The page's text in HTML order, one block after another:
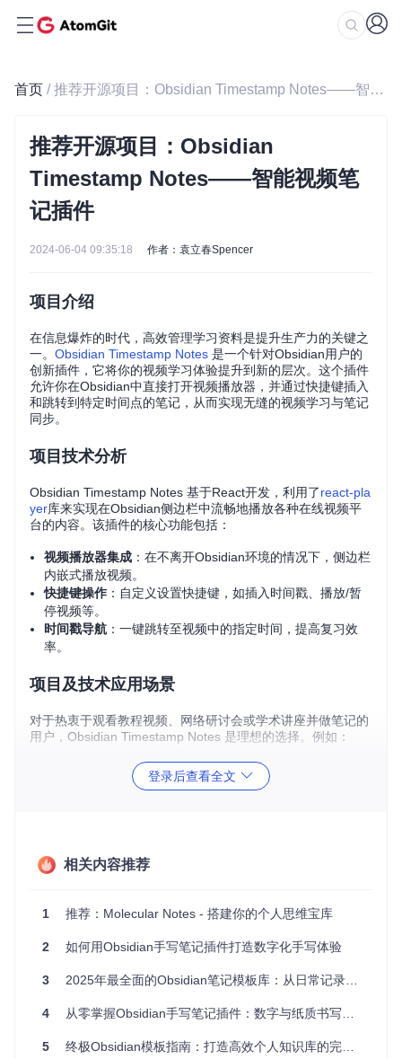
首页 / 推荐开源项目：Obsidian Timestamp Notes——智能视频笔记插件
推荐开源项目：Obsidian
Timestamp Notes——智能视频笔
记插件
2024-06-04 09:35:18 作者：袁立春Spencer
项目介绍
在信息爆炸的时代，高效管理学习资料是提升生产力的关键之
一。 Obsidian Timestamp Notes 是一个针对Obsidian用户的
创新插件，它将你的视频学习体验提升到新的层次。这个插件
允许你在Obsidian中直接打开视频播放器，并通过快捷键插入
和跳转到特定时间点的笔记，从而实现无缝的视频学习与笔记
同步。
项目技术分析
Obsidian Timestamp Notes 基于React开发，利用了react-pla
yer库来实现在Obsidian侧边栏中流畅地播放各种在线视频平
台的内容。该插件的核心功能包括：
视频播放器集成 ：在不离开Obsidian环境的情况下，侧边栏
内嵌式播放视频。
快捷键操作 ：自定义设置快捷键，如插入时间戳、播放/暂
停视频等。
时间戳导航 ：一键跳转至视频中的指定时间，提高复习效
率。
项目及技术应用场景
对于热衷于观看教程视频、网络研讨会或学术讲座并做笔记的
用户，Obsidian Timestamp Notes 是理想的选择。例如：
在线课程学习：记录每个知识点的时间点，方便日后回顾。
视频会议记录：与会者发言记录，快速定位重要讨论环节。
项目特点
主流视频平台，以及本地视频播放。
好调整各项参数。
放。
便捷的导航功能 ：记录时间戳后，下次直接跳转到上一次
离开的地方。
登录后查看全文
相关内容推荐
1 推荐：Molecular Notes - 搭建你的个人思维宝库
2 如何用Obsidian手写笔记插件打造数字化手写体验
3 2025年最全面的Obsidian笔记模板库：从日常记录到项目管理的20+场景解决方案
4 从零掌握Obsidian手写笔记插件：数字与纸质书写的完美融合方案
5 终极Obsidian模板指南：打造高效个人知识库的完整方案 🚀